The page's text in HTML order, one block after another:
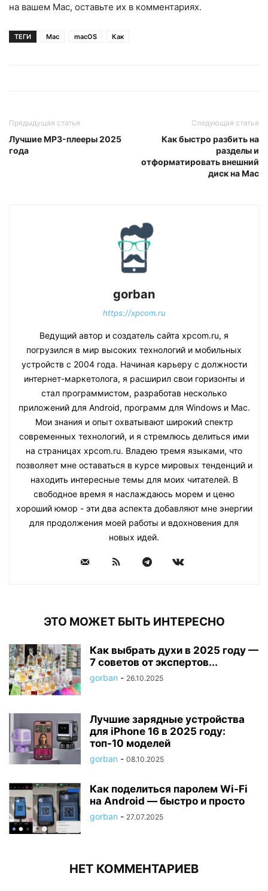
на вашем Mac, оставьте их в комментариях.
ТЕГИ Mac macOS Как
Предыдущая статья
Лучшие MP3-плееры 2025
года
Следующая статья
Как быстро разбить на
разделы и
отформатировать внешний
диск на Mac
gorban
https://xpcom.ru
Ведущий автор и создатель сайта xpcom.ru, я
погрузился в мир высоких технологий и мобильных
устройств с 2004 года. Начиная карьеру с должности
интернет-маркетолога, я расширил свои горизонты и
стал программистом, разработав несколько
приложений для Android, программ для Windows и Mac.
Мои знания и опыт охватывают широкий спектр
современных технологий, и я стремлюсь делиться ими
на страницах xpcom.ru. Владею тремя языками, что
позволяет мне оставаться в курсе мировых тенденций и
находить интересные темы для моих читателей. В
свободное время я наслаждаюсь морем и ценю
хороший юмор - эти два аспекта добавляют мне энергии
для продолжения моей работы и вдохновения для
новых идей.
ЭТО МОЖЕТ БЫТЬ ИНТЕРЕСНО
Как выбрать духи в 2025 году —
7 советов от экспертов...
gorban - 26.10.2025
Лучшие зарядные устройства
для iPhone 16 в 2025 году:
топ-10 моделей
gorban - 08.10.2025
Как поделиться паролем Wi-Fi
на Android — быстро и просто
gorban - 27.07.2025
НЕТ КОММЕНТАРИЕВ